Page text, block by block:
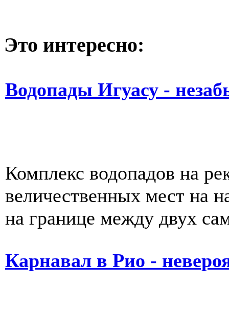
Это интересно:
Водопады Игуасу -
Комплекс водопадов на
величественных мест на
на границе между двух
Карнавал в Рио -